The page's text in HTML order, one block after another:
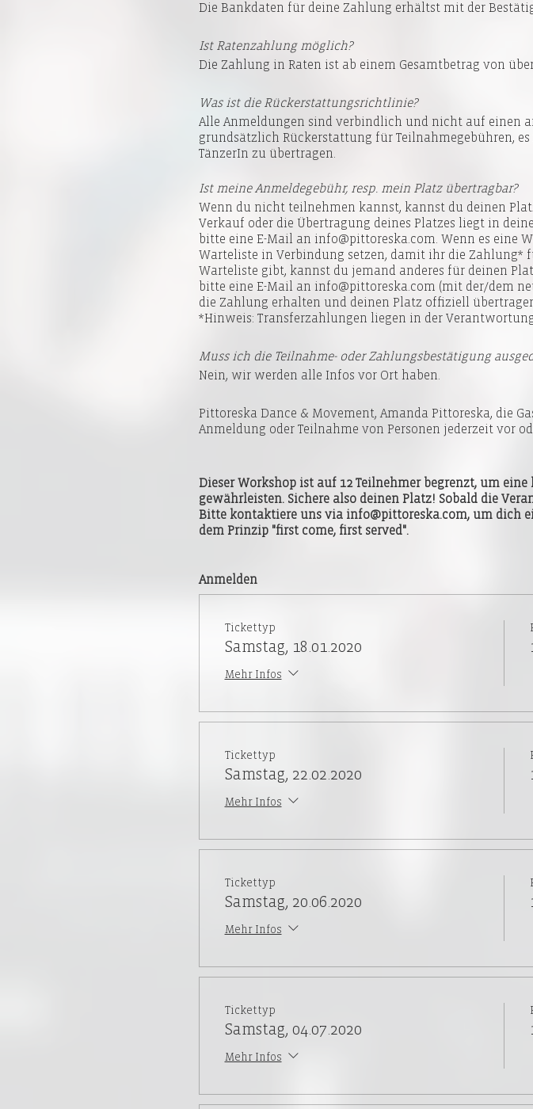
Die Bankdaten für deine Zahlung erhältst mit der
Ist Ratenzahlung möglich?
Die Zahlung in Raten ist ab einem Gesamtbetrag von über
Was ist die Rückerstattungsrichtlinie?
Alle Anmeldungen sind verbindlich und nicht auf einen
grundsätzlich Rückerstattung für Teilnahmegebühren,
TänzerIn zu übertragen.
Ist meine Anmeldegebühr, resp. mein Platz übertragbar?
Wenn du nicht teilnehmen kannst, kannst du deinen
Verkauf oder die Übertragung deines Platzes liegt in
bitte eine E-Mail an info@pittoreska.com. Wenn es eine
Warteliste in Verbindung setzen, damit ihr die Zahlung*
Warteliste gibt, kannst du jemand anderes für deinen
bitte eine E-Mail an info@pittoreska.com (mit der/dem
die Zahlung erhalten und deinen Platz offiziell
*Hinweis: Transferzahlungen liegen in der
Muss ich die Teilnahme- oder Zahlungsbestätigung
Nein, wir werden alle Infos vor Ort haben.
Pittoreska Dance & Movement, Amanda Pittoreska, die
Anmeldung oder Teilnahme von Personen jederzeit vor
Dieser Workshop ist auf 12 Teilnehmer begrenzt, um
gewährleisten. Sichere also deinen Platz! Sobald die
Bitte kontaktiere uns via info@pittoreska.com, um dich
dem Prinzip "first come, first served".
Anmelden
Tickettyp
Samstag, 18.01.2020
Mehr Infos
Tickettyp
Samstag, 22.02.2020
Mehr Infos
Tickettyp
Samstag, 20.06.2020
Mehr Infos
Tickettyp
Samstag, 04.07.2020
Mehr Infos